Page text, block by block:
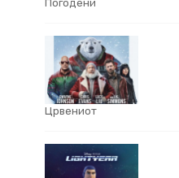
Погодени
Црвениот